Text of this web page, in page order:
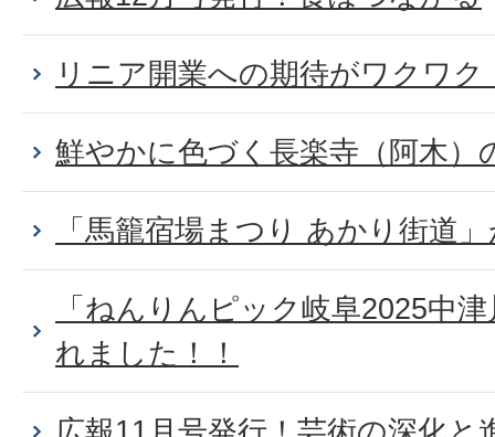
リニア開業への期待がワクワク
鮮やかに色づく長楽寺（阿木）
「馬籠宿場まつり あかり街道
「ねんりんピック岐阜2025中
れました！！